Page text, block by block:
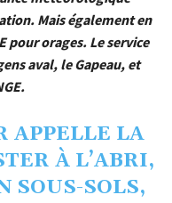
Mais également en
pour orages. Le service
aval, le Gapeau, et
APPELLE LA
À L’ABRI,
SOUS-SOLS,